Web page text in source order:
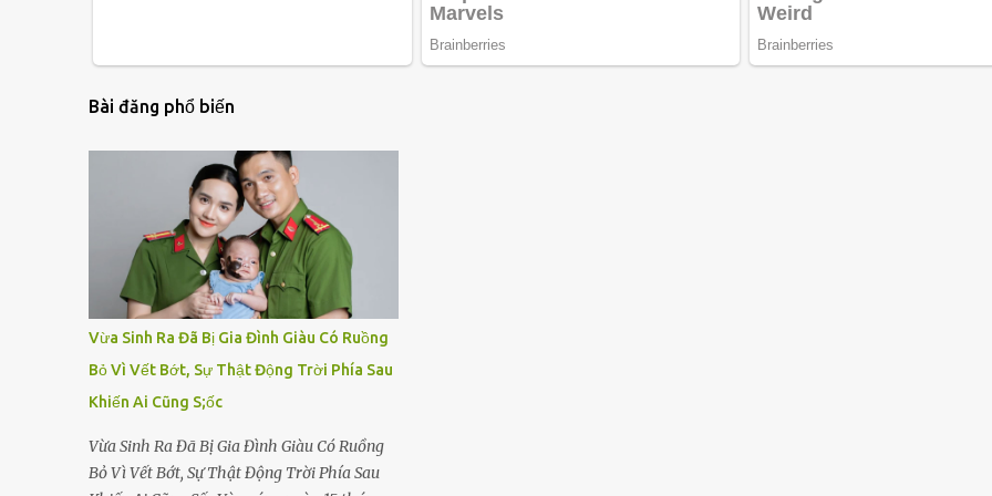
Bài đăng phổ biến
Vừa Sinh Ra Đã Bị Gia Đình Giàu Có Ruồng
Bỏ Vì Vết Bớt, Sự Thật Động Trời Phía Sau
Khiến Ai Cũng S;ốc
Vừa Sinh Ra Đã Bị Gia Đình Giàu Có Ruồng
Bỏ Vì Vết Bớt, Sự Thật Động Trời Phía Sau